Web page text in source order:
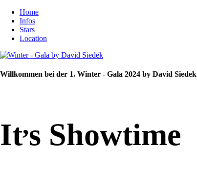
Home
Infos
Stars
Location
Willkommen bei der 1. Winter - Gala 2024 by David Siedek
It,s Showtime